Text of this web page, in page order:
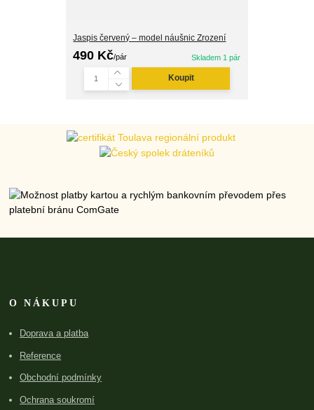
Jaspis červený – model náušnic Zrození
490 Kč/pár Skladem 1 pár
Koupit
O NÁKUPU
Doprava a platba
Reference
Obchodní podmínky
Ochrana soukromí